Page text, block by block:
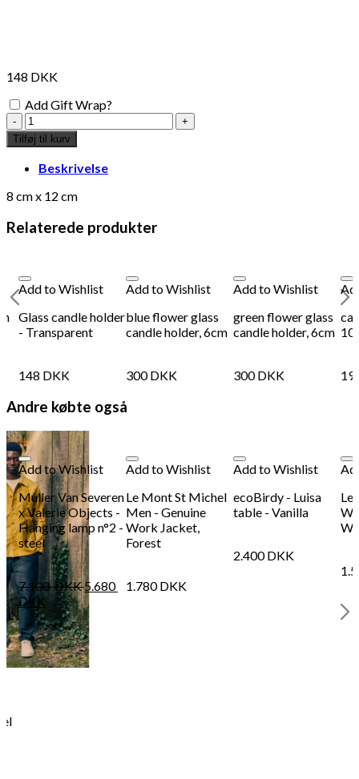
148 DKK
Add Gift Wrap?
Glass
candle
holder
-
Red
antal
Tilføj til kurv
Beskrivelse
8 cm x 12 cm
Relaterede produkter
Add to Wishlist
Glass candle holder
- Transparent
148 DKK
Add to Wishlist
blue flower glass
candle holder, 6cm
300DKK
Add to Wishlist
green flower glass
candle holder, 6cm
300DKK
Andre købte også
Add to Wishlist
Muller Van Severen
x Valerie Objects -
Hanging lamp n°2 -
steel
7.100DKK5.680
DKK
Add to Wishlist
Le Mont St Michel
Men - Genuine
Work Jacket,
Forest
1.780DKK
Add to Wishlist
ecoBirdy - Luisa
table - Vanilla
2.400DKK
Le